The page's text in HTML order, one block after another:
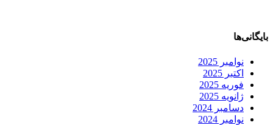
بایگانی‌ها
نوامبر 2025
اکتبر 2025
فوریه 2025
ژانویه 2025
دسامبر 2024
نوامبر 2024